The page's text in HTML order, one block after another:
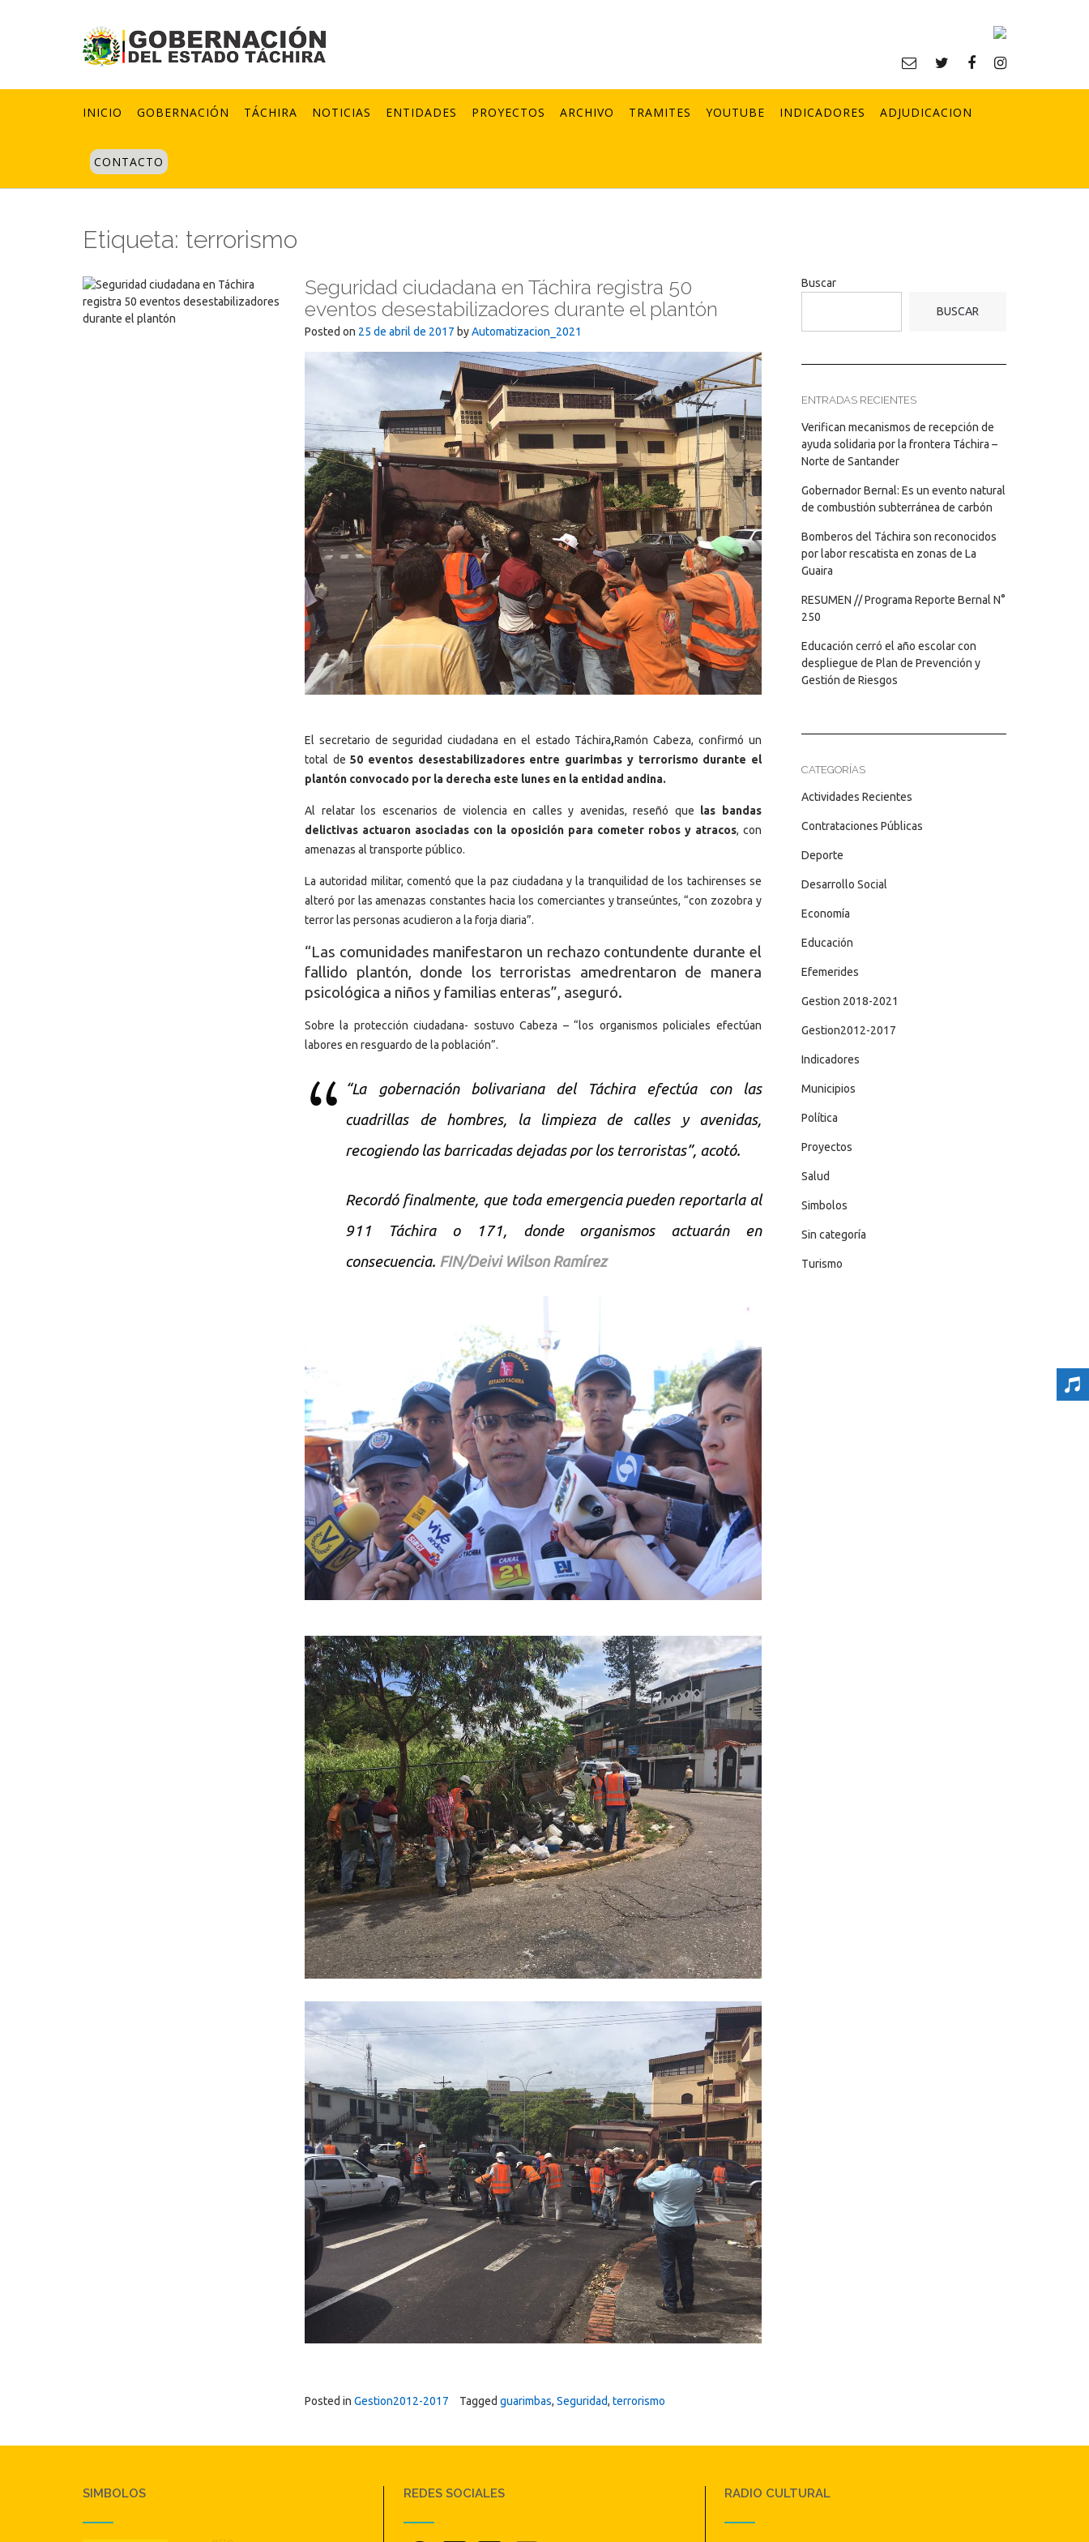
INICIO GOBERNACIÓN TÁCHIRA NOTICIAS ENTIDADES PROYECTOS ARCHIVO TRAMITES YOUTUBE INDICADORES ADJUDICACION
CONTACTO
Etiqueta: terrorismo
Seguridad ciudadana en Táchira registra 50
eventos desestabilizadores durante el plantón
Posted on 25 de abril de 2017 byAutomatizacion_2021
El secretario de seguridad ciudadana en el estado Táchira,Ramón Cabeza, confirmó un
total de50 eventos desestabilizadores entre guarimbas y terrorismo durante el
plantón convocado por la derecha este lunes en la entidad andina.
Al relatar los escenarios de violencia en calles y avenidas, reseñó que las bandas
delictivas actuaron asociadas con la oposición para cometer robos y atracos, con
amenazas al transporte público.
La autoridad militar, comentó que la paz ciudadana y la tranquilidad de los tachirenses se
alteró por las amenazas constantes hacia los comerciantes y transeúntes, “con zozobra y
terror las personas acudieron a la forja diaria”.
“Las comunidades manifestaron un rechazo contundente durante el
fallido plantón, donde los terroristas amedrentaron de manera
psicológica a niños y familias enteras”, aseguró.
Sobre la protección ciudadana- sostuvo Cabeza – “los organismos policiales efectúan
labores en resguardo de la población”.
“La gobernación bolivariana del Táchira efectúa con las
cuadrillas de hombres, la limpieza de calles y avenidas,
recogiendo las barricadas dejadas por los terroristas”, acotó.
Recordó finalmente, que toda emergencia pueden reportarla al
911 Táchira o 171, donde organismos actuarán en
consecuencia. FIN/Deivi Wilson Ramírez
Posted in Gestion2012-2017 Tagged guarimbas, Seguridad, terrorismo
Buscar
BUSCAR
ENTRADAS RECIENTES
Verifican mecanismos de recepción de
ayuda solidaria por la frontera Táchira –
Norte de Santander
Gobernador Bernal: Es un evento natural
de combustión subterránea de carbón
Bomberos del Táchira son reconocidos
por labor rescatista en zonas de La
Guaira
RESUMEN // Programa Reporte Bernal N°
250
Educación cerró el año escolar con
despliegue de Plan de Prevención y
Gestión de Riesgos
CATEGORÍAS
Actividades Recientes
Contrataciones Públicas
Deporte
Desarrollo Social
Economía
Educación
Efemerides
Gestion 2018-2021
Gestion2012-2017
Indicadores
Municipios
Política
Proyectos
Salud
Simbolos
Sin categoría
Turismo
SIMBOLOS REDES SOCIALES RADIO CULTURAL